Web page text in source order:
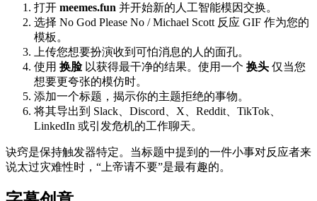
打开 meemes.fun 并开始新的人工智能模因交换。
选择 No God Please No / Michael Scott 反应 GIF 作为您的
模板。
上传您想要扮演收到可怕消息的人的面孔。
使用 换脸以获得最干净的结果。使用一个 换头 仅当您
想要更夸张的模仿时。
添加一个标题，揭示你的主题拒绝的事物。
将其导出到 Slack、Discord、X、Reddit、TikTok、
LinkedIn 或引发危机的工作聊天。
诀窍是保持触发器特定。当标题中提到的一件小事对反应者来
说太过灾难性时，“上帝请不要”是最有趣的。